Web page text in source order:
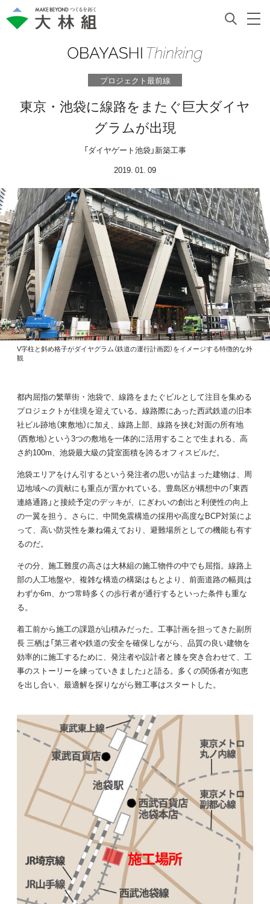
プロジェクト最前線
東京・池袋に線路をまたぐ巨大ダイヤ
グラムが出現
「ダイヤゲート池袋」新築工事
2019. 01. 09
V字柱と斜め格子がダイヤグラム（鉄道の運行計画図）をイメージする特徴的な外
観
都内屈指の繁華街・池袋で、線路をまたぐビルとして注目を集める
プロジェクトが佳境を迎えている。線路際にあった西武鉄道の旧本
社ビル跡地（東敷地）に加え、線路上部、線路を挟む対面の所有地
（西敷地）という3つの敷地を一体的に活用することで生まれる、高
さ約100m、池袋最大級の貸室面積を誇るオフィスビルだ。
池袋エリアをけん引するという発注者の思いが詰まった建物は、周
辺地域への貢献にも重点が置かれている。豊島区が構想中の「東西
連絡通路」と接続予定のデッキが、にぎわいの創出と利便性の向上
の一翼を担う。さらに、中間免震構造の採用や高度なBCP対策によ
って、高い防災性を兼ね備えており、避難場所としての機能も有す
るのだ。
その分、施工難度の高さは大林組の施工物件の中でも屈指。線路上
部の人工地盤や、複雑な構造の構築はもとより、前面道路の幅員は
わずか6m、かつ常時多くの歩行者が通行するといった条件も重な
る。
着工前から施工の課題が山積みだった。工事計画を担ってきた副所
長 三栖は「第三者や鉄道の安全を確保しながら、品質の良い建物を
効率的に施工するために、発注者や設計者と膝を突き合わせて、工
事のストーリーを練っていきました」と語る。多くの関係者が知恵
を出し合い、最適解を探りながら難工事はスタートした。